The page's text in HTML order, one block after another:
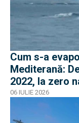
Cum s-a
Mediterană:
2022, la zero
06 IULIE 2026